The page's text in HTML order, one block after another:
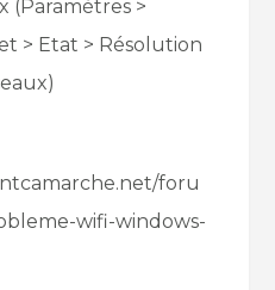
(Paramètres >
> Etat > Résolution
foru
wifi-windows-